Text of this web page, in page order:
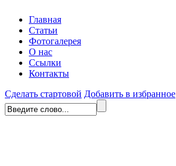
Главная
Статьи
Фотогалерея
О нас
Ссылки
Контакты
Сделать стартовой Добавить в избранное